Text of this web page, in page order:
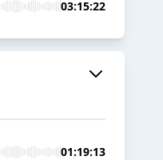
03:15:22
01:19:13